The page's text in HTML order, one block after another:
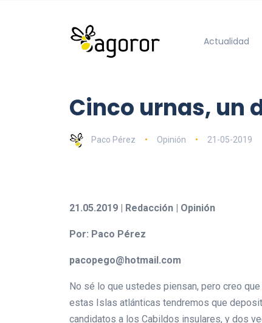
Actualidad
Cinco urnas, un
Paco Pérez Opinión 21-05-2019
21.05.2019 | Redacción | Opinión
Por: Paco Pérez
pacopego@hotmail.com
No sé lo que ustedes piensan, pero creo
estas Islas atlánticas tendremos que
candidatos a los Cabildos insulares, y dos